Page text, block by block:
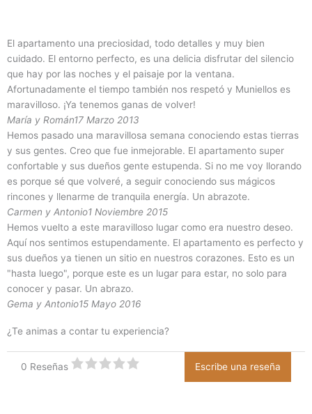
El apartamento una preciosidad, todo detalles y muy bien
cuidado. El entorno perfecto, es una delicia disfrutar del silencio
que hay por las noches y el paisaje por la ventana.
Afortunadamente el tiempo también nos respetó y Muniellos es
maravilloso. ¡Ya tenemos ganas de volver!
María y Román17 Marzo 2013
Hemos pasado una maravillosa semana conociendo estas tierras
y sus gentes. Creo que fue inmejorable. El apartamento super
confortable y sus dueños gente estupenda. Si no me voy llorando
es porque sé que volveré, a seguir conociendo sus mágicos
rincones y llenarme de tranquila energía. Un abrazote.
Carmen y Antonio1 Noviembre 2015
Hemos vuelto a este maravilloso lugar como era nuestro deseo.
Aquí nos sentimos estupendamente. El apartamento es perfecto y
sus dueños ya tienen un sitio en nuestros corazones. Esto es un
"hasta luego", porque este es un lugar para estar, no solo para
conocer y pasar. Un abrazo.
Gema y Antonio15 Mayo 2016
¿Te animas a contar tu experiencia?
0 Reseñas Escribe una reseña